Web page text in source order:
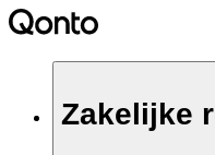
Zakelijke